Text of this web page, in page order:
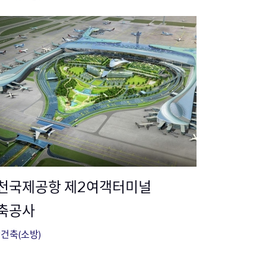
국제공항 제2여객터미널
공사
축(소방)